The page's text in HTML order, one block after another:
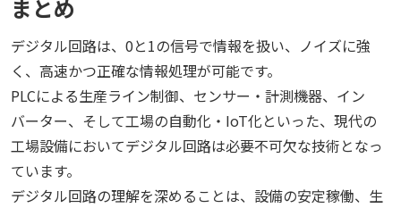
まとめ
デジタル回路は、0と1の信号で情報を扱い、ノイズに強
く、高速かつ正確な情報処理が可能です。
PLCによる生産ライン制御、センサー・計測機器、イン
バーター、そして工場の自動化・IoT化といった、現代の
工場設備においてデジタル回路は必要不可欠な技術となっ
ています。
デジタル回路の理解を深めることは、設備の安定稼働、生